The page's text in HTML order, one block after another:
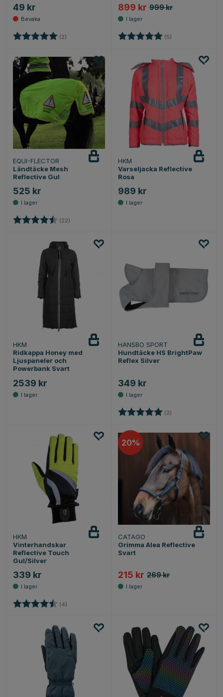
49 kr
Betyg: (2)
899 kr 999 kr
Betyg: (5)
EQUI-FLECTOR
Ländtäcke Mesh
Reflective Gul
525 kr
Betyg: (22)
HKM
Varseljacka Reflective
Rosa
989 kr
HKM
Ridkappa Honey med
Ljuspaneler och
Powerbank Svart
2539 kr
HANSBO SPORT
Hundtäcke HS BrightPaw
Reflex Silver
349 kr
Betyg: (2)
HKM
Vinterhandskar
Reflective Touch
Gul/Silver
339 kr
Betyg: (4)
20
CATAGO
Grimma Alea Reflective
Svart
215 kr 269 kr